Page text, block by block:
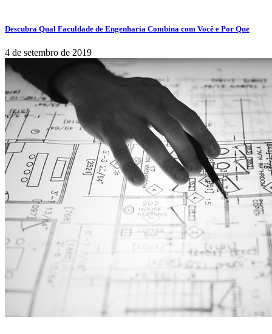
Descubra Qual Faculdade de Engenharia Combina com Você e Por Que
4 de setembro de 2019